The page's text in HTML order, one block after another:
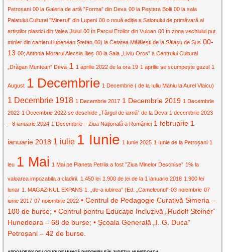
Petroșani 00 la Galeria de artă ”Forma” din Deva 00 la Peștera Bolii 00 la sala
Palatului Cultural ”Minerul” din Lupeni 00 o nouă ediție a Salonului de primăvară al
artiștilor plastici din Valea Jiului 00 în Parcul Eroilor din Vulcan 00 în zona vechiului puț
minier din cartierul lupenean Ștefan 00) la Cetatea Mălăiești de la Sălașu de Sus 00-
13 00; Antonia Morarul Alecsia Ilieș 00 la Sala „Liviu Oros” a Centrului Cultural
„Drăgan Muntean” Deva 1 1 aprilie 2022 de la ora 19 1 aprilie se scumpește gazul 1
August 1 Decembrie 1 Decembrie ( de la Iuliu Maniu la Aurel Vlaicu)
1 Decembrie 1918 1 Decembrie 2017 1 Decembrie 2019 1 Decembrie
2022 1 Decembrie 2022 se deschide „Târgul de iarnă” de la Deva 1 decembrie 2023
– 8 ianuarie 2024 1 Decembrie – Ziua Națională a României 1 februarie 1
ianuarie 2018 1 iulie 1 Iunie 1 Iunie 2025 1 Iunie de la Petroșani 1
leu 1 Mai 1 Mai pe Planeta Petrila a fost ”Ziua Minelor Deschise” 1% la
valoarea impozabila a cladirii. 1.450 lei 1.900 de lei de la 1 ianuarie 2018 1.900 lei
lunar 1. MAGAZINUL EXPANS 1. „de-a iubirea” (Ed. „Cameleonul” 03 noiembrie 07
iunie 2017 07 noiembrie 2022 • Centrul de Pedagogie Curativă Simeria –
100 de burse; • Centrul pentru Educație Incluzivă „Rudolf Steiner”
Hunedoara – 68 de burse; • Școala Generală „I. G. Duca”
Petroșani – 42 de burse.